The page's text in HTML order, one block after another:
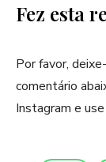
Fez esta
Por favor,
comentário
Instagram e